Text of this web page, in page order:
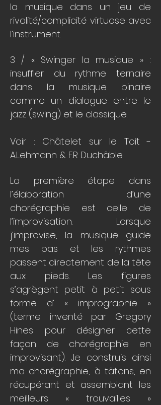
la musique dans un jeu de
rivalité/complicité virtuose avec
l’instrument.
3 / « Swinger la musique » :
insuffler du rythme ternaire
dans la musique binaire
comme un dialogue entre le
jazz (swing) et le classique.
Voir : Châtelet sur le Toit -
A.Lehmann & F.R Duchâble
La première étape dans
l’élaboration d’une
chorégraphie est celle de
l’improvisation. Lorsque
j’improvise, la musique guide
mes pas et les rythmes
passent directement de la tête
aux pieds. Les figures
s’agrègent petit à petit sous
forme d’ « imprographie »
(terme inventé par Gregory
Hines pour désigner cette
façon de chorégraphie en
improvisant). Je construis ainsi
ma chorégraphie, à tâtons, en
récupérant et assemblant les
meilleurs « trouvailles »